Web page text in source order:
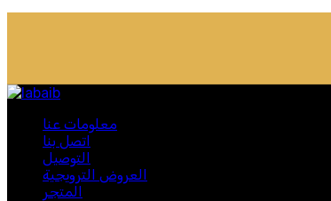
معلومات عنا
اتصل بنا
التوصيل
العروض الترويجية
المتجر